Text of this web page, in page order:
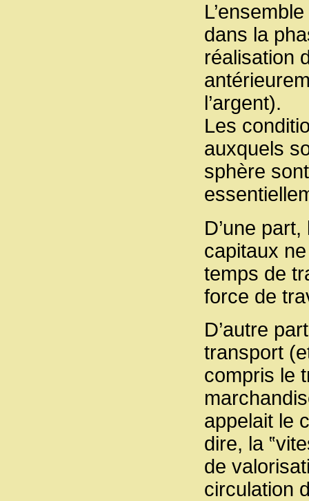
dans la
réalisation
l’argent).
Les
auxquels
sphère
D’une
capitaux
temps de
force de
D’autre
transport
compris le
appelait le
dire, la
de
circulation